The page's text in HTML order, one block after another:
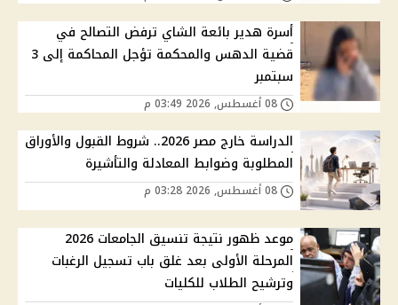
أسرة هدير بائعة الشاي ترفض التصالح في
قضية الدهس والمحكمة تؤجل المحاكمة إلى 3
سبتمبر
الدراسة خارج مصر 2026.. شروط القبول والأوراق
المطلوبة وضوابط المعادلة والتأشيرة
موعد ظهور نتيجة تنسيق الجامعات 2026
المرحلة الأولى بعد غلق باب تسجيل الرغبات
وترشيح الطلاب للكليات